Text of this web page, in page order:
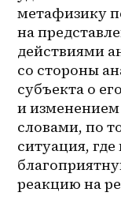
метафизику
на
действиями
со стороны
субъекта о
и
словами, по
ситуация,
реакцию на